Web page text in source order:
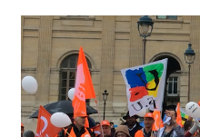
social